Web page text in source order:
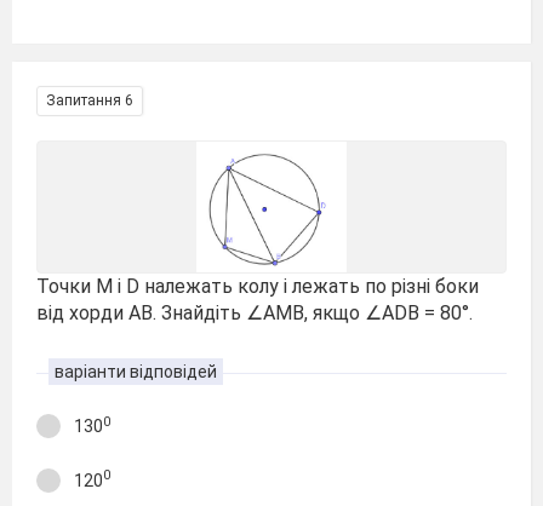
Запитання 6
Точки М і D належать колу і лежать по різні боки
від хорди АВ. Знайдіть ∠АМВ, якщо ∠ADB = 80°.
варіанти відповідей
1300
1200